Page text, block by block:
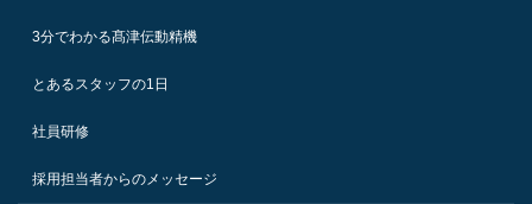
3分でわかる髙津伝動精機
とあるスタッフの1日
社員研修
採用担当者からのメッセージ